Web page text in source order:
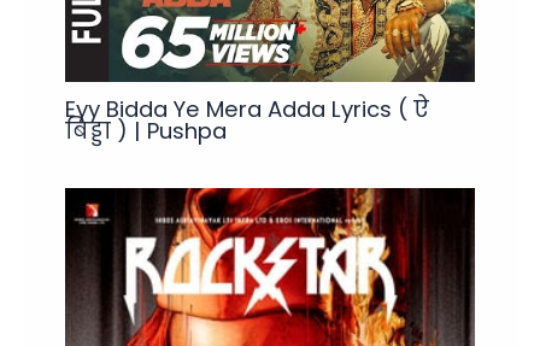
Eyy Bidda Ye Mera Adda Lyrics ( ऐ
बिड्डा ) | Pushpa